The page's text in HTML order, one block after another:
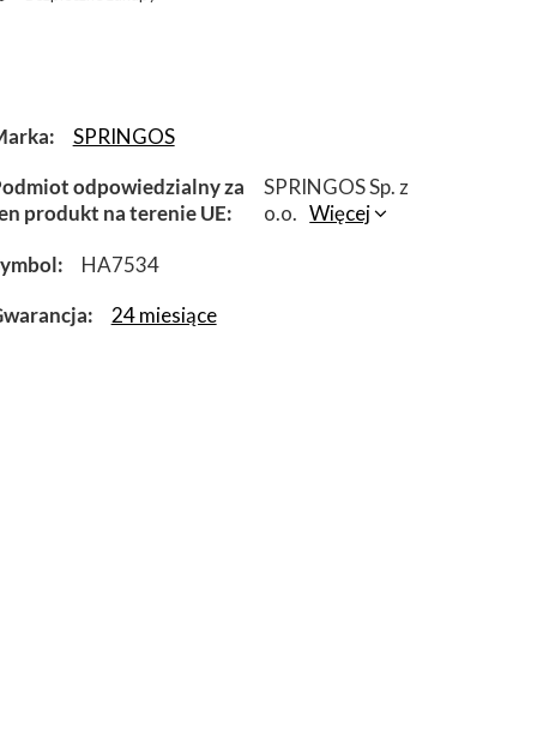
SPRINGOS
odpowiedzialny za
produkt na terenie UE
SPRINGOS Sp. z
o.o. Więcej
HA7534
24 miesiące